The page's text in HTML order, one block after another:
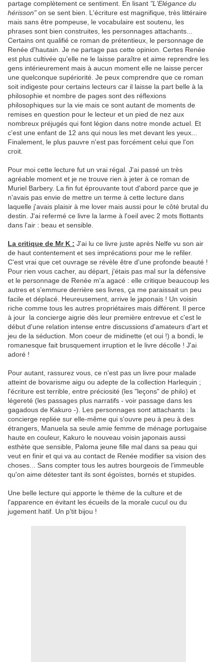
partage complètement ce sentiment. En lisant "L'Elégance du
hérisson"on se sent bien. L'écriture est magnifique, très littéraire
mais sans être pompeuse, le vocabulaire est soutenu, les
phrases sont bien construites, les personnages attachants...
Certains ont qualifié ce roman de prétentieux, le personnage de
Renée d'hautain. Je ne partage pas cette opinion. Certes Renée
est plus cultivée qu'elle ne le laisse paraître et aime reprendre les
gens intérieurement mais à aucun moment elle ne laisse percer
une quelconque supériorité. Je peux comprendre que ce roman
soit indigeste pour certains lecteurs car il laisse la part belle à la
philosophie et nombre de pages sont des réflexions
philosophiques sur la vie mais ce sont autant de moments de
remises en question pour le lecteur et un pied de nez aux
nombreux préjugés qui font légion dans notre monde actuel. Et
c'est une enfant de 12 ans qui nous les met devant les yeux...
Finalement, le plus pauvre n'est pas forcément celui que l'on
croit.
Pour moi cette lecture fut un vrai régal. J'ai passé un très
agréable moment et je ne trouve rien à jeter à ce roman de
Muriel Barbery. La fin fut éprouvante tout d'abord parce que je
n'avais pas envie de mettre un terme à cette lecture dans
laquelle j'avais plaisir à me lover mais aussi pour le côté brutal du
destin. J'ai refermé ce livre la larme à l'oeil avec 2 mots flottants
dans l'air : beau et sensible.
La critique de Mr K : J'ai lu ce livre juste après Nelfe vu son air
de haut contentement et ses imprécations pour me le refiler.
C'est vrai que cet ouvrage se révèle être d'une profonde beauté !
Pour rien vous cacher, au départ, j'étais pas mal sur la défensive
et le personnage de Renée m'a agacé : elle critique beaucoup les
autres et s'emmure derrière ses livres, ça me paraissait un peu
facile et déplacé. Heureusement, arrive le japonais ! Un voisin
riche comme tous les autres propriétaires mais différent. Il perce
à jour la concierge aigrie dès leur première entrevue et c'est le
début d'une relation intense entre discussions d'amateurs d'art et
jeu de la séduction. Mon coeur de midinette (et oui !) a bondi, le
romanesque fait brusquement irruption et le livre décolle ! J'ai
adoré !
Pour autant, rassurez vous, ce n'est pas un livre pour malade
atteint de bovarisme aigu ou adepte de la collection Harlequin ;
l'écriture est terrible, entre préciosité (les "leçons" de philo) et
légereté (les passages plus narratifs - voir passage dans les
gagadous de Kakuro -). Les personnages sont attachants : la
concierge repliée sur elle-même qui s'ouvre peu à peu à des
étrangers, Manuela sa seule amie femme de ménage portugaise
haute en couleur, Kakuro le nouveau voisin japonais aussi
esthète que sensible, Paloma jeune fille mal dans sa peau qui
veut en finir et qui va au contact de Renée modifier sa vision des
choses... Sans compter tous les autres bourgeois de l'immeuble
qu'on aime détester tant ils sont égoïstes, bornés et stupides.
Une belle lecture qui apporte le thème de la culture et de
l'apparence en évitant les écueils de la morale cucul ou du
jugement hatif. Un p'tit bijou !